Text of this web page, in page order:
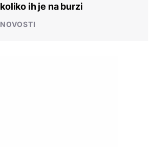
koliko ih je na burzi
NOVOSTI